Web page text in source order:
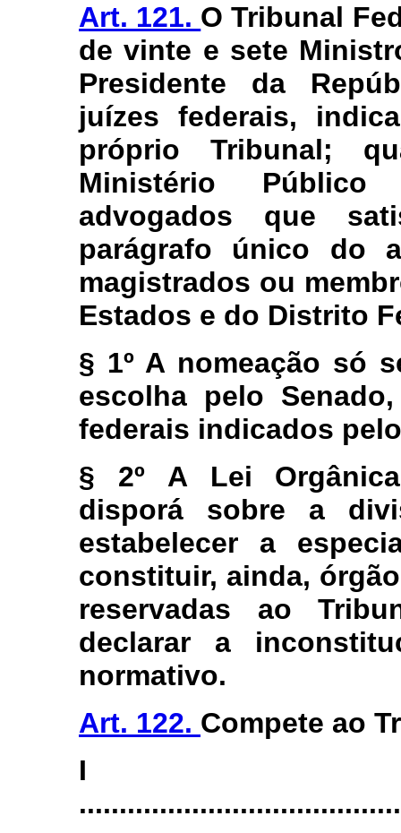
Art. 121. O Tribunal
de vinte e sete
Presidente da
juízes federais,
próprio Tribunal;
Ministério
advogados que
parágrafo único do
magistrados ou
Estados e do Distrito
§ 1º A nomeação só
escolha pelo
federais indicados
§ 2º A Lei
disporá sobre a
estabelecer a
constituir, ainda,
reservadas ao
declarar a
normativo.
Art. 122. Compete ao
I